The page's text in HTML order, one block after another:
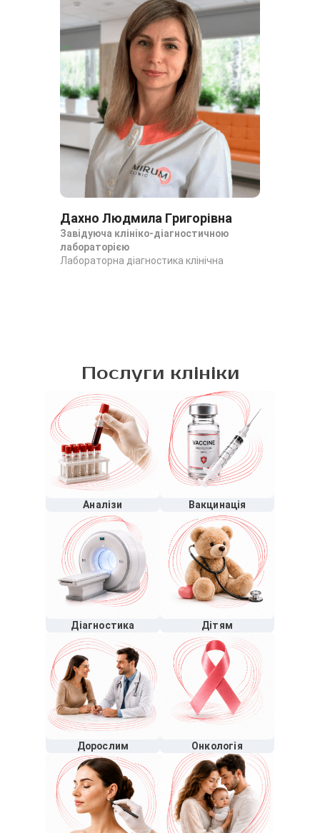
Дахно Людмила Григорівна
Завідуюча клініко-діагностичною
лабораторією
Лабораторна діагностика клінічна
Послуги клініки
Аналізи Вакцинація
Діагностика Дітям
Дорослим Онкологія